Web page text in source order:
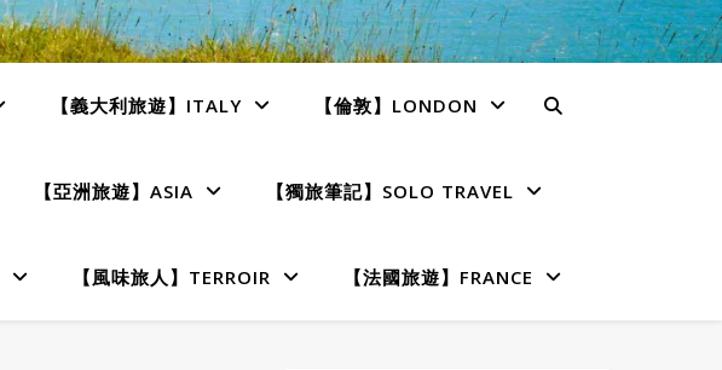
【義大利旅遊】ITALY 【倫敦】LONDON
【亞洲旅遊】ASIA 【獨旅筆記】SOLO TRAVEL
【風味旅人】TERROIR 【法國旅遊】FRANCE